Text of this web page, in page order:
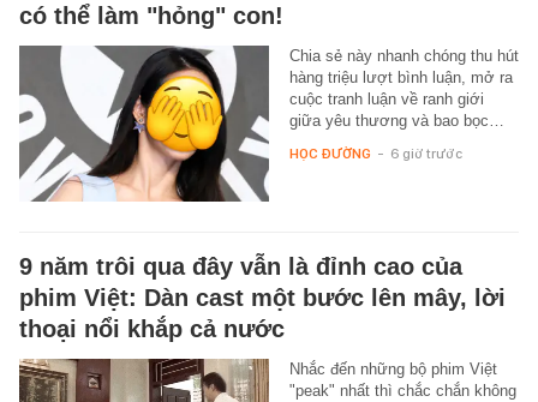
có thể làm "hỏng" con!
Chia sẻ này nhanh chóng thu hút
hàng triệu lượt bình luận, mở ra
cuộc tranh luận về ranh giới
giữa yêu thương và bao bọc…
HỌC ĐƯỜNG - 6 giờ trước
9 năm trôi qua đây vẫn là đỉnh cao của
phim Việt: Dàn cast một bước lên mây, lời
thoại nổi khắp cả nước
Nhắc đến những bộ phim Việt
"peak" nhất thì chắc chắn không